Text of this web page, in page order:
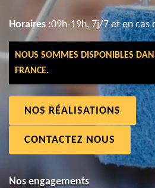
Horaires :09h-19h, 7j/7 et en cas
NOUS SOMMES DISPONIBLES
FRANCE.
NOS RÉALISATIONS
CONTACTEZ NOUS
Nos engagements